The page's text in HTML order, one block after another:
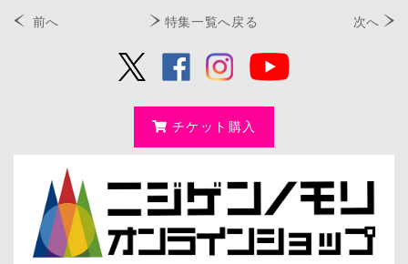
前へ 特集一覧へ戻る 次へ
チケット購入